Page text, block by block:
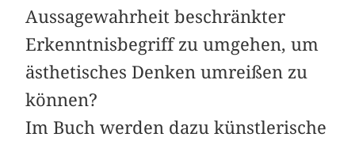
Aussagewahrheit beschränkter
Erkenntnisbegriff zu umgehen, um
ästhetisches Denken umreißen zu
können?
Im Buch werden dazu künstlerische